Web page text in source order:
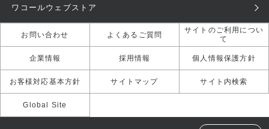
店舗体験記（マンガ）
ワコールカルネアプリ使い方ガ
3Dボディスキャン体験（マン
ワコールウェブストア
お問い合わせ よくあるご質問
サイトのご利用につい
て
企業情報 採用情報 個人情報保護方針
お客様対応基本方針 サイトマップ サイト内検索
Global Site